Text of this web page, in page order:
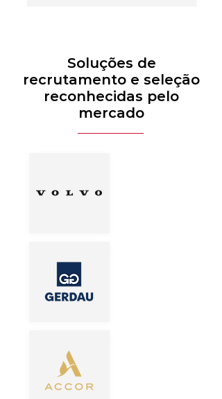
Soluções de
recrutamento e seleção
reconhecidas pelo
mercado